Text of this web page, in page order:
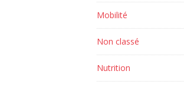
Mobilité
Non classé
Nutrition